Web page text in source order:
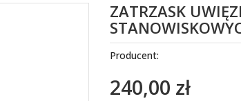
ZATRZASK
Producent:
240,00 zł